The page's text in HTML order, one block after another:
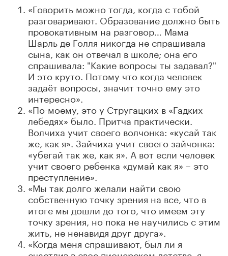
«Говорить можно тогда, когда с тобой
разговаривают. Образование должно быть
провокативным на разговор… Мама
Шарль де Голля никогда не спрашивала
сына, как он отвечал в школе; она его
спрашивала: "Какие вопросы ты задавал?"
И это круто. Потому что когда человек
задаёт вопросы, значит точно ему это
интересно».
«По-моему, это у Стругацких в «Гадких
лебедях» было. Притча практически.
Волчиха учит своего волчонка: «кусай так
же, как я». Зайчиха учит своего зайчонка:
«убегай так же, как я». А вот если человек
учит своего ребенка «думай как я» – это
преступление».
«Мы так долго желали найти свою
собственную точку зрения на все, что в
итоге мы дошли до того, что имеем эту
точку зрения, но пока не научились с этим
жить, не ненавидя друг друга».
«Когда меня спрашивают, был ли я